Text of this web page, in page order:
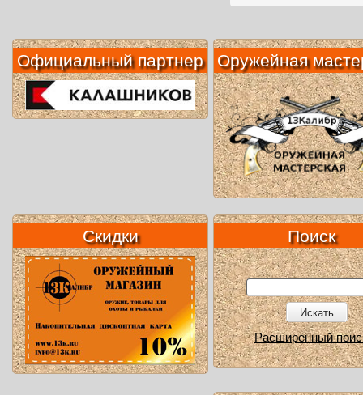
Официальный партнер Оружейная
Скидки Поиск
Искать
Расширенный